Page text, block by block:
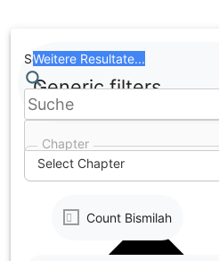
to
content
Chapter
Select Chapter
Search
Weitere Resultate...
Generic filters
Count Bismilah